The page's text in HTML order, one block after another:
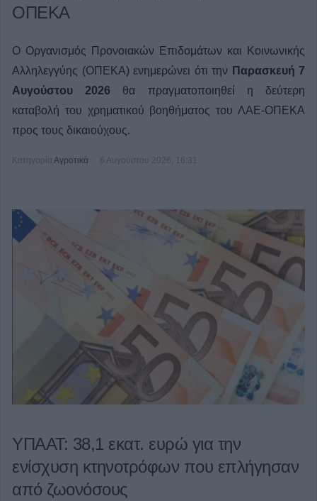
ΟΠΕΚΑ
Ο Οργανισμός Προνοιακών Επιδομάτων και Κοινωνικής
Αλληλεγγύης (ΟΠΕΚΑ) ενημερώνει ότι την Παρασκευή 7
Αυγούστου 2026 θα πραγματοποιηθεί η δεύτερη
καταβολή του χρηματικού βοηθήματος του ΛΑΕ-ΟΠΕΚΑ
προς τους δικαιούχους.
Κατηγορία Αγροτικά 6 Αυγούστου 2026, 16:31
ΥΠΑΑΤ: 38,1 εκατ. ευρώ για την
ενίσχυση κτηνοτρόφων που επλήγησαν
από ζωονόσους